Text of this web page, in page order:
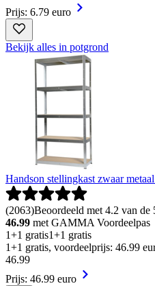
Prijs: 6.79 euro
Bekijk alles in potgrond
Handson stellingkast zwaar
(2063)Beoordeeld met 4.2 van
46.99 met GAMMA Voordeelpas
1+1 gratis1+1 gratis
1+1 gratis, voordeelprijs: 46.99
46.99
Prijs: 46.99 euro